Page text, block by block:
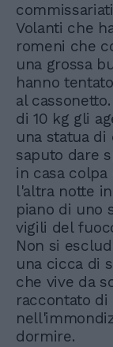
Volanti che
romeni che
una grossa
hanno
al
di 10 kg gli
una statua
saputo dare
in casa
l'altra notte
piano di uno
vigili del
Non si
una cicca di
che vive da
raccontato di
dormire.